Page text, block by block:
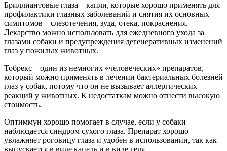
Бриллиантовые глаза – капли, которые хорошо применять для
профилактики глазных заболеваний и снятия их основных
симптомов – слезотечения, зуда, отека, покраснения.
Лекарство можно использовать для ежедневного ухода за
глазами собаки и предупреждения дегенеративных изменений
глаз у пожилых животных.
Тобрекс – один из немногих «человеческих» препаратов,
который можно применять в лечении бактериальных болезней
глаз у собак, потому что он не вызывает аллергических
реакций у животных. К недостаткам можно отнести высокую
стоимость.
Оптиммун хорошо помогает в случае, если у собаки
наблюдается синдром сухого глаза. Препарат хорошо
увлажняет роговицу глаза и удобен в использовании, так как
выпускается в виде капель и в виде геля.